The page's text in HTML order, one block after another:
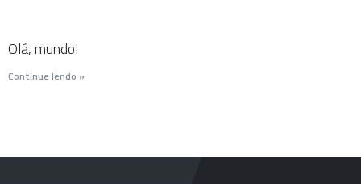
Olá, mundo!
Continue lendo »